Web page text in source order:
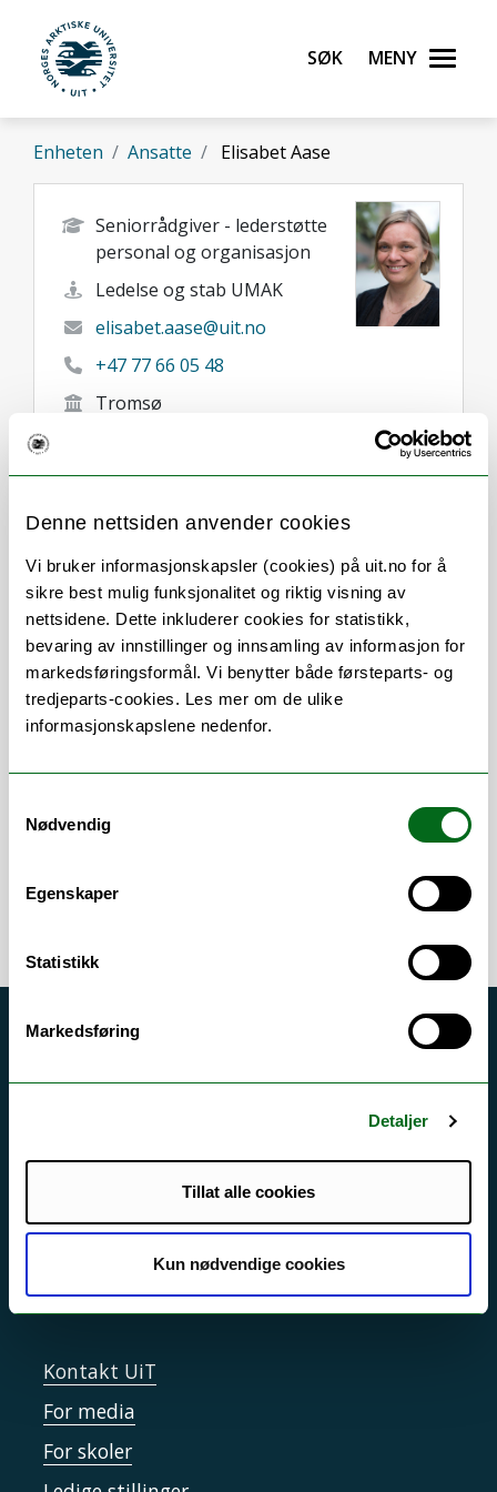
Denne nettsiden anvender cookies
Vi bruker informasjonskapsler (cookies) på uit.no for å
sikre best mulig funksjonalitet og riktig visning av
nettsidene. Dette inkluderer cookies for statistikk,
bevaring av innstillinger og innsamling av informasjon for
markedsføringsformål. Vi benytter både førsteparts- og
tredjeparts-cookies. Les mer om de ulike
informasjonskapslene nedenfor.
Nødvendig
Egenskaper
Statistikk
Markedsføring
Detaljer
Tillat alle cookies
Kun nødvendige cookies
Gå til hovedinnhold
UiT Norges arktiske universitet
Søk Meny
Enheten Ansatte Elisabet Aase
Seniorrådgiver - lederstøtte
personal og organisasjon
Ledelse og stab UMAK
elisabet.aase@uit.no
+47 77 66 05 48
Tromsø
Om Forskning og undervisning
Stillingsbeskrivelse
Akutt hjelp
Si ifra!
Personvern ved UiT
Sikkerhet, beredskap og personvern
Informasjonskapsler
Tilgjengelighetserklæring
Kontakt UiT
For media
For skoler